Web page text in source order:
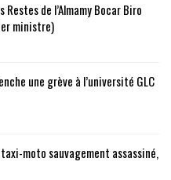
de l’Almamy Bocar Biro
ministre)
une grève à l’université GLC
moto sauvagement assassiné,